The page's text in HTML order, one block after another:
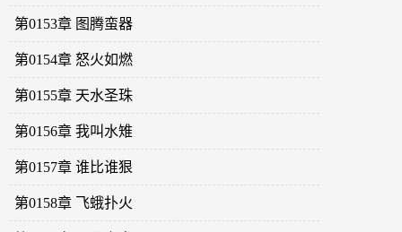
第0153章 图腾蛮器
第0154章 怒火如燃
第0155章 天水圣珠
第0156章 我叫水雉
第0157章 谁比谁狠
第0158章 飞蛾扑火